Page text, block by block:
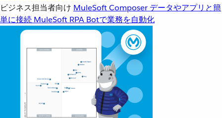
ビジネス担当者向け MuleSoft Composer データやアプリと簡
単に接続 MuleSoft RPA Botで業務を自動化